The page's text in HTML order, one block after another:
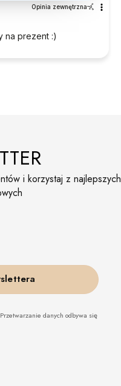
Opinia zewnętrzna
na prezent :)
i korzystaj z najlepszych
danych odbywa się